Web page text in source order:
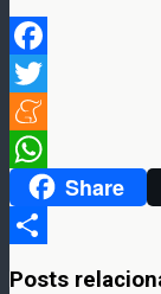
Facebook
Twitter
Meneame
WhatsAppShare
Posts